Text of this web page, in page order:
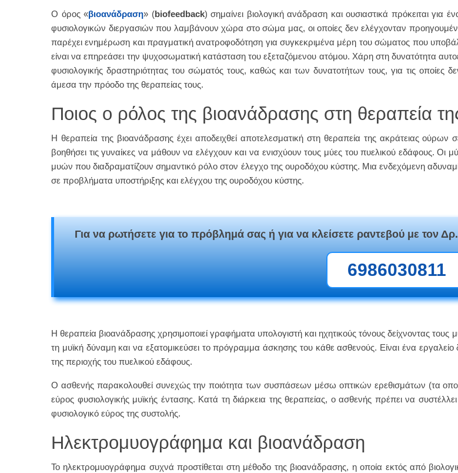
Ο όρος «βιοανάδραση» (biofeedback) σημαίνει βιολογική ανάδραση και ουσιαστικά πρόκειται για
φυσιολογικών διεργασιών που λαμβάνουν χώρα στο σώμα μας, οι οποίες δεν ελέγχονταν
παρέχει ενημέρωση και πραγματική ανατροφοδότηση για συγκεκριμένα μέρη του σώματος που
είναι να επηρεάσει την ψυχοσωματική κατάσταση του εξεταζόμενου ατόμου. Χάρη στη δυνατότητα
φυσιολογικής δραστηριότητας του σώματός τους, καθώς και των δυνατοτήτων τους, για τις
άμεσα την πρόοδο της θεραπείας τους.
Ποιος ο ρόλος της βιοανάδρασης στη θεραπεία
Η θεραπεία της βιοανάδρασης έχει αποδειχθεί αποτελεσματική στη θεραπεία της ακράτειας ούρων
βοηθήσει τις γυναίκες να μάθουν να ελέγχουν και να ενισχύουν τους μύες του πυελικού εδάφους.
μυών που διαδραματίζουν σημαντικό ρόλο στον έλεγχο της ουροδόχου κύστης. Μια ενδεχόμενη
σε προβλήματα υποστήριξης και ελέγχου της ουροδόχου κύστης.
Για να ρωτήσετε για το πρόβλημά σας ή για να κλείσετε ραντεβού με τον
6986030811
Η θεραπεία βιοανάδρασης χρησιμοποιεί γραφήματα υπολογιστή και ηχητικούς τόνους δείχνοντας
τη μυϊκή δύναμη και να εξατομικεύσει το πρόγραμμα άσκησης του κάθε ασθενούς. Είναι ένα
της περιοχής του πυελικού εδάφους.
Ο ασθενής παρακολουθεί συνεχώς την ποιότητα των συσπάσεων μέσω οπτικών ερεθισμάτων (τα
εύρος φυσιολογικής μυϊκής έντασης. Κατά τη διάρκεια της θεραπείας, ο ασθενής πρέπει να
φυσιολογικό εύρος της συστολής.
Ηλεκτρομυογράφημα και βιοανάδραση
Το ηλεκτρομυογράφημα συχνά προστίθεται στη μέθοδο της βιοανάδρασης, η οποία εκτός από